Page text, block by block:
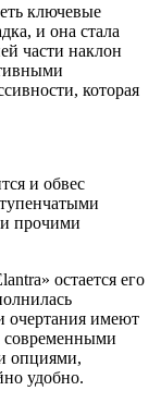
ключевые
и она стала
части наклон
которая
и обвес
прочими
остается его
очертания имеют
опциями,
удобно.